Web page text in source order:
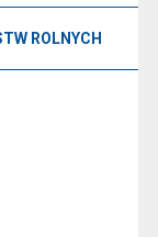
ROLNYCH